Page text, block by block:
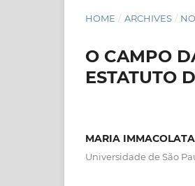
HOME / ARCHIVES /
O CAMPO
ESTATUTO
MARIA
Universidade de São